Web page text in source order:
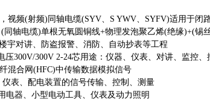
频(射频)同轴电缆(SYV、S YWV、SYFV)适用于闭
电缆)单根无氧圆铜线+物理发泡聚乙烯(绝缘)+(锡
对讲、防盗报警、消防、自动抄表等工程
300V 2-24芯用途：仪器、仪表、对讲、监控、
合网(HFC)中传输数据模拟信号
表、配电装置的信号传输、控制、测量
器、小型电动工具、仪表及动力照明